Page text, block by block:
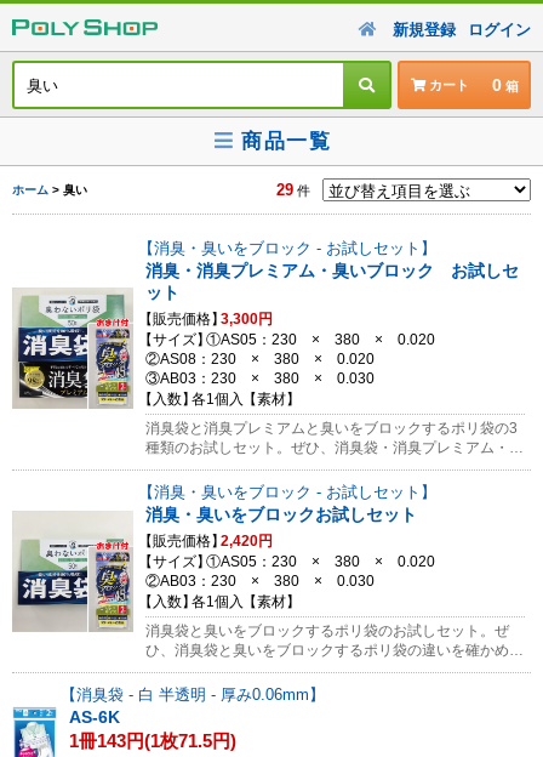
新規登録 ログイン
カート 0
商品一覧
ホーム > 臭い 29 件
消臭・臭いをブロック - お試しセット
消臭・消臭プレミアム・臭いブロック お試しセ
ット
販売価格
3,300円
サイズ
①AS05：230 × 380 × 0.020
②AS08：230 × 380 × 0.020
③AB03：230 × 380 × 0.030
入数
各1個入
素材
消臭袋と消臭プレミアムと臭いをブロックするポリ袋の3
種類のお試しセット。ぜひ、消臭袋・消臭プレミアム・臭
いをブロックするポリ袋の違いを確かめてみてください。
また、汚物を消臭袋もしくは消臭プレミアム袋に入れてか
ら臭いをブロックするポリ袋に入れると最も効果的です。
お試し用として少ない数量での販売になります。ぜひ消臭
袋・消臭プレミアム・臭いをブロックするポリ袋3種類の
効果をお試しください。今なら45Lサイズの臭いをブロッ
クする袋AB44も1冊あわせてお届け！臭いブロックする袋
は保育園からの使用済みおむつの持ち帰りに最適です。臭
いを強力にブロックするので持ち帰り時に買い物や通院を
しても臭い漏れが気になりません。さらに、ゴミの日まで
数日保管しても臭いが気になりません。
消臭・臭いをブロック - お試しセット
消臭・臭いをブロックお試しセット
販売価格
2,420円
サイズ
①AS05：230 × 380 × 0.020
②AB03：230 × 380 × 0.030
入数
各1個入
素材
消臭袋と臭いをブロックするポリ袋のお試しセット。ぜ
ひ、消臭袋と臭いをブロックするポリ袋の違いを確かめて
みてください。また、汚物を消臭袋に入れてから臭いをブ
ロックするポリ袋に入れると最も効果的です。お試し用と
ブロックするポリ袋両方の効果をお試しください。今なら
45Lサイズの臭いをブロックする袋AB44も1冊あわせてお
消臭袋 - 白 半透明 - 厚み0.06mm
AS-6K
1冊143円(1枚71.5円)